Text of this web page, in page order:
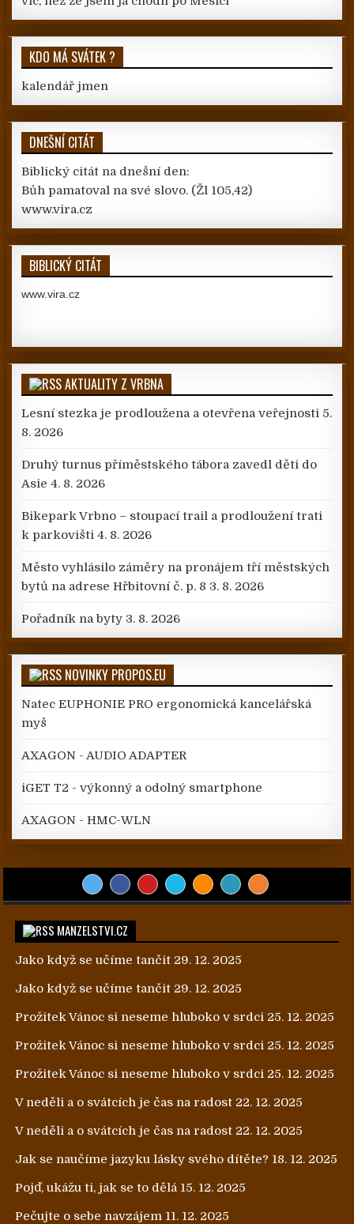
KDO MÁ SVÁTEK ?
kalendář jmen
DNEŠNÍ CITÁT
Biblický citát na dnešní den:
Bůh pamatoval na své slovo. (Žl 105,42)
www.vira.cz
BIBLICKÝ CITÁT
www.vira.cz
AKTUALITY Z VRBNA
Lesní stezka je prodloužena a otevřena veřejnosti 5.
8. 2026
Druhý turnus příměstského tábora zavedl děti do
Asie 4. 8. 2026
Bikepark Vrbno – stoupací trail a prodloužení trati
k parkovišti 4. 8. 2026
Město vyhlásilo záměry na pronájem tří městských
bytů na adrese Hřbitovní č. p. 8 3. 8. 2026
Pořadník na byty 3. 8. 2026
NOVINKY PROPOS.EU
Natec EUPHONIE PRO ergonomická kancelářská
myš
AXAGON - AUDIO ADAPTER
iGET T2 - výkonný a odolný smartphone
AXAGON - HMC-WLN
MANZELSTVI.CZ
Jako když se učíme tančit 29. 12. 2025
Jako když se učíme tančit 29. 12. 2025
Prožitek Vánoc si neseme hluboko v srdci 25. 12. 2025
Prožitek Vánoc si neseme hluboko v srdci 25. 12. 2025
Prožitek Vánoc si neseme hluboko v srdci 25. 12. 2025
V neděli a o svátcích je čas na radost 22. 12. 2025
V neděli a o svátcích je čas na radost 22. 12. 2025
Jak se naučíme jazyku lásky svého dítěte? 18. 12. 2025
Pojď, ukážu ti, jak se to dělá 15. 12. 2025
Pečujte o sebe navzájem 11. 12. 2025